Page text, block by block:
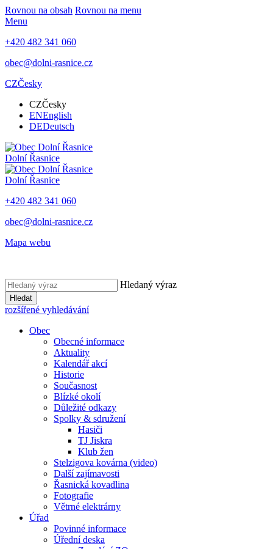
Rovnou na obsah Rovnou na menu
Menu
+420 482 341 060
obec@dolni-rasnice.cz
CZČesky
CZČesky
ENEnglish
DEDeutsch
Dolní Řasnice
Dolní Řasnice
+420 482 341 060
obec@dolni-rasnice.cz
Mapa webu
Hledaný výraz
Hledat
rozšířené vyhledávání
Obec
Obecné informace
Aktuality
Kalendář akcí
Historie
Současnost
Blízké okolí
Důležité odkazy
Spolky & sdružení
Hasiči
TJ Jiskra
Klub žen
Stelzigova kovárna (video)
Další zajímavosti
Řasnická kovadlina
Fotografie
Větrné elektrárny
Úřad
Povinné informace
Úřední deska